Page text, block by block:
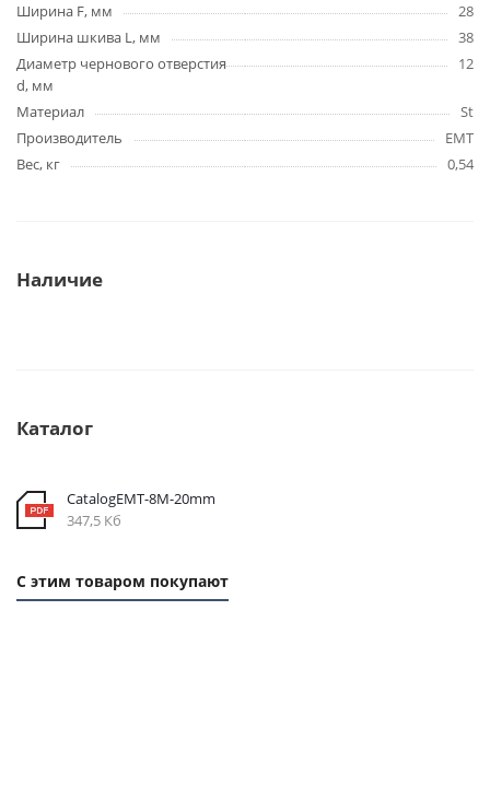
Ширина F, мм
28
Ширина шкива L, мм
38
Диаметр чернового отверстия
d, мм
12
Материал
St
Производитель
EMT
Вес, кг
0,54
Наличие
Каталог
CatalogEMT-8М-20mm
347,5 Кб
С этим товаром покупают